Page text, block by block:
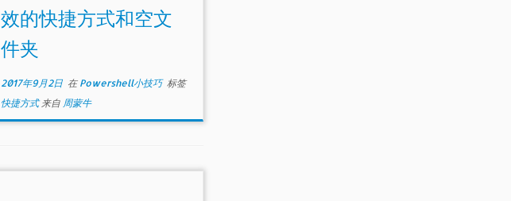
效的快捷方式和空文
件夹
2017年9月2日在 Powershell小技巧 标签
快捷方式来自 周蒙牛